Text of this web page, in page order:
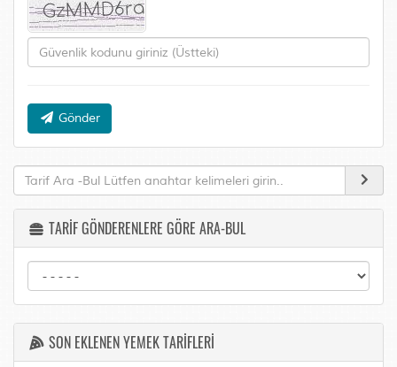
Gönder
TARİF GÖNDERENLERE GÖRE ARA-BUL
SON EKLENEN YEMEK TARİFLERİ